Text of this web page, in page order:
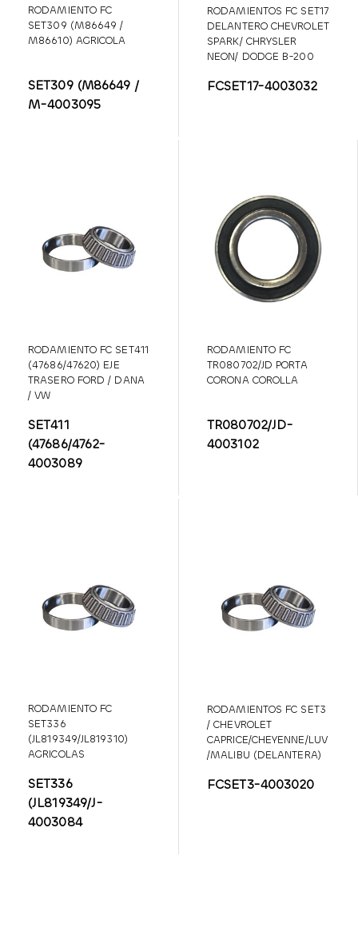
RODAMIENTO FC
SET309 (M86649 /
M86610) AGRICOLA
SET309 (M86649 /
M-4003095
RODAMIENTOS FC SET17
DELANTERO CHEVROLET
SPARK/ CHRYSLER
NEON/ DODGE B-200
FCSET17-4003032
RODAMIENTO FC SET411
(47686/47620) EJE
TRASERO FORD / DANA
/ VW
SET411
(47686/4762-
4003089
RODAMIENTO FC
TR080702/JD PORTA
CORONA COROLLA
TR080702/JD-
4003102
RODAMIENTO FC
SET336
(JL819349/JL819310)
AGRICOLAS
SET336
(JL819349/J-
4003084
RODAMIENTOS FC SET3
/ CHEVROLET
CAPRICE/CHEYENNE/LUV
/MALIBU (DELANTERA)
FCSET3-4003020